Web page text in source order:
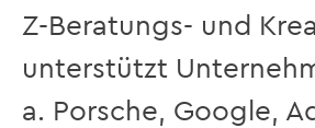
Z-Beratungs- und
unterstützt
a. Porsche, Google,